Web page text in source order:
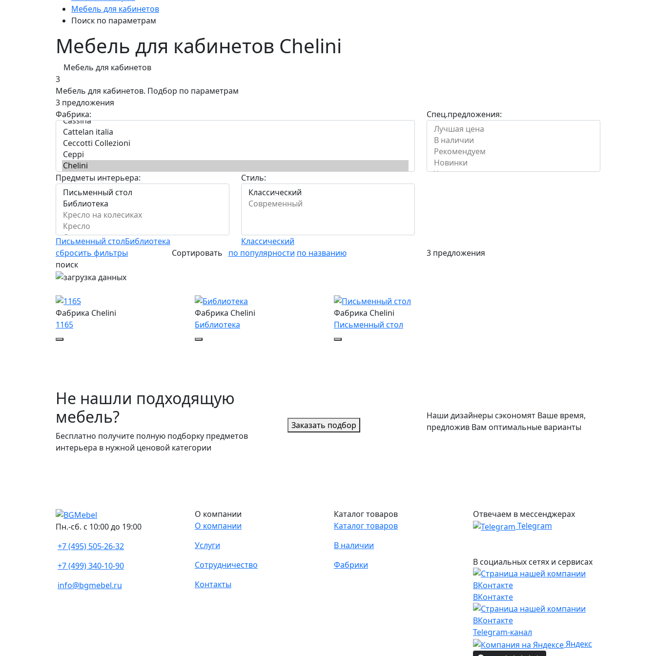
Мебель для кабинетов
Поиск по параметрам
Мебель для кабинетов Chelini
Мебель для кабинетов
3
Мебель для кабинетов. Подбор по параметрам
3 предложения
Фабрика:
Спец.предложения:
Предметы интерьера:
Письменный столБиблиотека
Стиль:
Классический
сбросить фильтры
Сортировать по популярности по названию
3 предложения
поиск
Фабрика Chelini
1165
Фабрика Chelini
Библиотека
Фабрика Chelini
Письменный стол
Не нашли подходящую
мебель?
Бесплатно получите полную подборку предметов
интерьера в нужной ценовой категории
Заказать подбор
Наши дизайнеры сэкономят Ваше время,
предложив Вам оптимальные варианты
Пн.-сб. с 10:00 до 19:00
+7 (495) 505-26-32
+7 (499) 340-10-90
info@bgmebel.ru
О компании
О компании
Услуги
Сотрудничество
Контакты
Каталог товаров
Каталог товаров
В наличии
Фабрики
Отвечаем в мессенджерах
Telegram
В социальных сетях и сервисах
ВКонтакте
Telegram-канал
Яндекс